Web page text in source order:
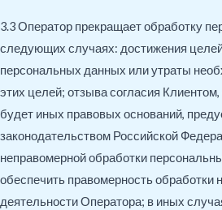
3.3 Оператор прекращает обработку
следующих случаях: достижения
персональных данных или утраты
этих целей; отзыва согласия
будет иных правовых оснований,
законодательством Российской
неправомерной обработки
обеспечить правомерность обработки
деятельности Оператора; в иных